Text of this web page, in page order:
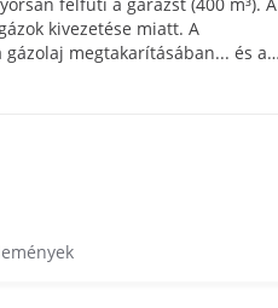
kivezetése miatt. A
megtakarításában... és a
érdekében. Teljesen elégedett